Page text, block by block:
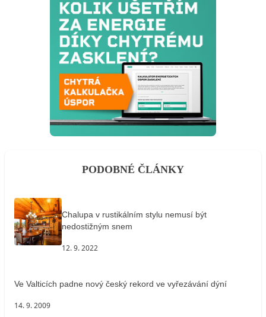
PODOBNÉ ČLÁNKY
Chalupa v rustikálním stylu nemusí být
nedostižným snem
12. 9. 2022
Ve Valticích padne nový český rekord ve vyřezávání dýní
14. 9. 2009